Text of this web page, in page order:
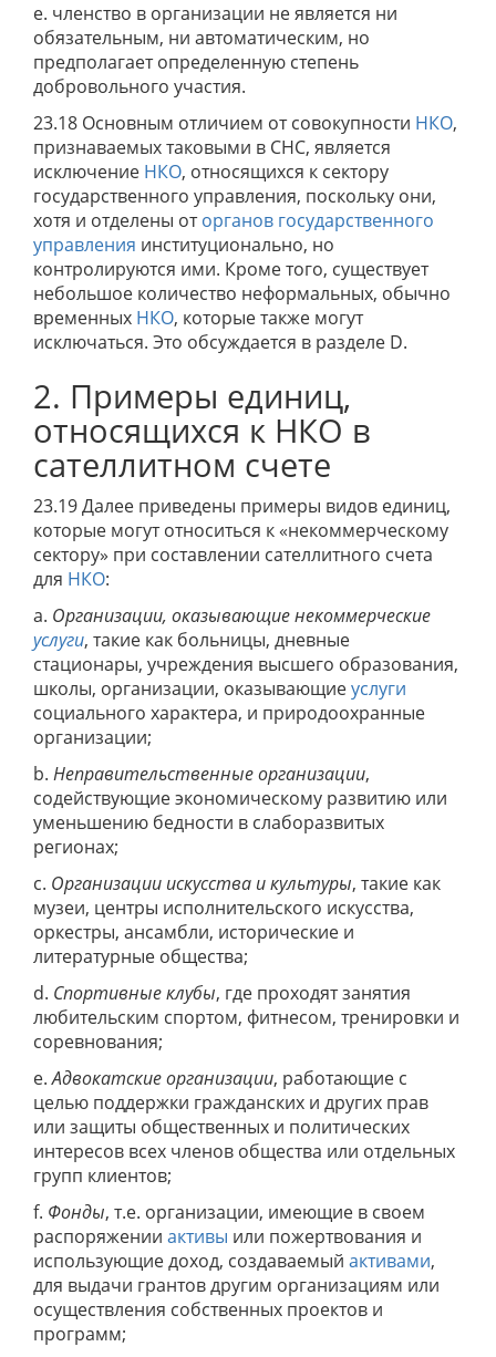
e. членство в организации не является ни
обязательным, ни автоматическим, но
предполагает определенную степень
добровольного участия.
23.18 Основным отличием от совокупности НКО,
признаваемых таковыми в СНС, является
исключение НКО, относящихся к сектору
государственного управления, поскольку они,
хотя и отделены оторганов государственного
управления институционально, но
контролируются ими. Кроме того, существует
небольшое количество неформальных, обычно
временных НКО, которые также могут
исключаться. Это обсуждается в разделе D.
2. Примеры единиц,
относящихся к НКО в
сателлитном счете
23.19 Далее приведены примеры видов единиц,
которые могут относиться к «некоммерческому
сектору» при составлении сателлитного счета
для НКО:
a. Организации, оказывающие некоммерческие
услуги, такие как больницы, дневные
стационары, учреждения высшего образования,
школы, организации, оказывающиеуслуги
социального характера, и природоохранные
организации;
b. Неправительственные организации,
содействующие экономическому развитию или
уменьшению бедности в слаборазвитых
регионах;
c. Организации искусства и культуры, такие как
музеи, центры исполнительского искусства,
оркестры, ансамбли, исторические и
литературные общества;
d. Спортивные клубы, где проходят занятия
любительским спортом, фитнесом, тренировки и
соревнования;
e.Адвокатские организации, работающие с
целью поддержки гражданских и других прав
или защиты общественных и политических
интересов всех членов общества или отдельных
групп клиентов;
f. Фонды, т.е. организации, имеющие в своем
распоряжении активы или пожертвования и
использующие доход, создаваемый активами,
для выдачи грантов другим организациям или
осуществления собственных проектов и
программ;